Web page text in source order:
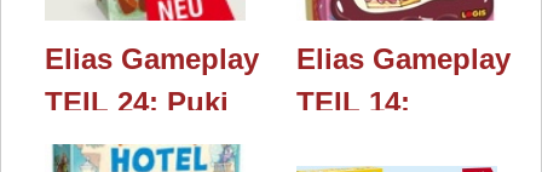
Elias Gameplay
TEIL 24: Puki
Duki (Logis)
Elias Gameplay
TEIL 14: